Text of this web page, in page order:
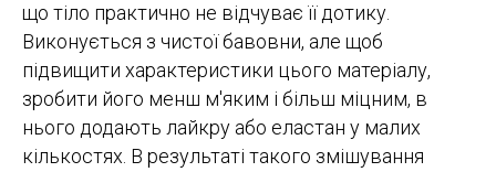
що тіло практично не відчуває її дотику.
Виконується з чистої бавовни, але щоб
підвищити характеристики цього матеріалу,
зробити його менш м'яким і більш міцним, в
нього додають лайкру або еластан у малих
кількостях. В результаті такого змішування